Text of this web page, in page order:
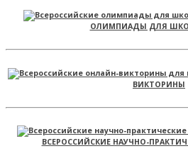
ОЛИМПИАДЫ ДЛЯ
ВИКТОРИНЫ
ВСЕРОССИЙСКИЕ НАУЧНО-